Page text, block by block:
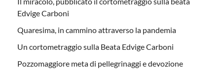
Edvige Carboni
Quaresima, in cammino attraverso la pandemia
Un cortometraggio sulla Beata Edvige Carboni
Pozzomaggiore meta di pellegrinaggi e devozione